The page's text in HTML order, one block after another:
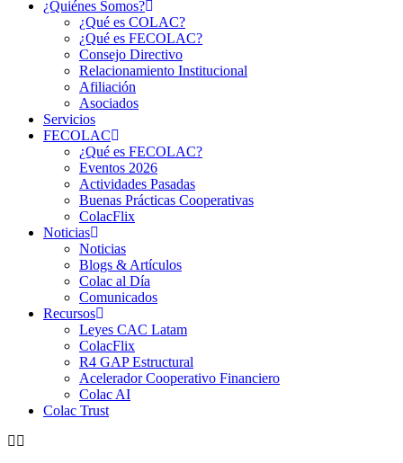
¿Quiénes Somos?
¿Qué es COLAC?
¿Qué es FECOLAC?
Consejo Directivo
Relacionamiento Institucional
Afiliación
Asociados
Servicios
FECOLAC
¿Qué es FECOLAC?
Eventos 2026
Actividades Pasadas
Buenas Prácticas Cooperativas
ColacFlix
Noticias
Noticias
Blogs & Artículos
Colac al Día
Comunicados
Recursos
Leyes CAC Latam
ColacFlix
R4 GAP Estructural
Acelerador Cooperativo Financiero
Colac AI
Colac Trust